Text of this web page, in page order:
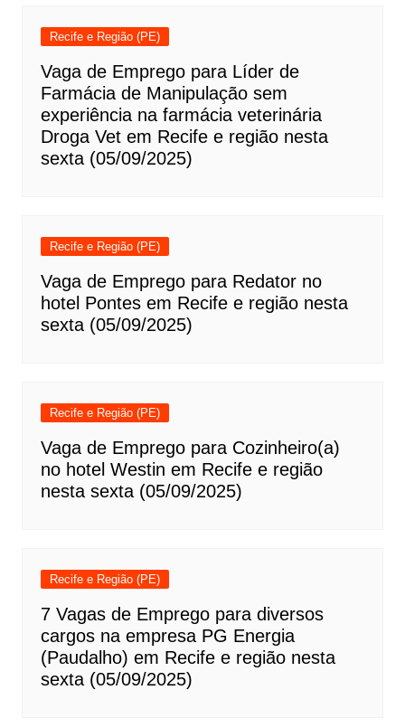
Recife e Região (PE)
Vaga de Emprego para Líder de
Farmácia de Manipulação sem
experiência na farmácia veterinária
Droga Vet em Recife e região nesta
sexta (05/09/2025)
Recife e Região (PE)
Vaga de Emprego para Redator no
hotel Pontes em Recife e região nesta
sexta (05/09/2025)
Recife e Região (PE)
Vaga de Emprego para Cozinheiro(a)
no hotel Westin em Recife e região
nesta sexta (05/09/2025)
Recife e Região (PE)
7 Vagas de Emprego para diversos
cargos na empresa PG Energia
(Paudalho) em Recife e região nesta
sexta (05/09/2025)